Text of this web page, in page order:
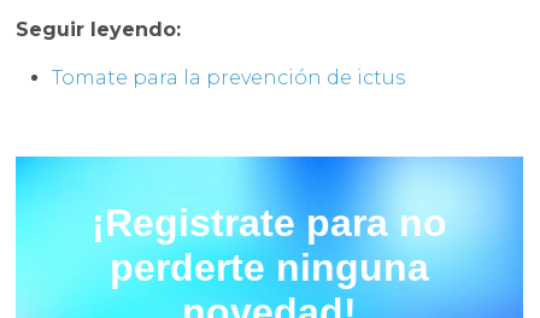
Seguir leyendo:
Tomate para la prevención de ictus